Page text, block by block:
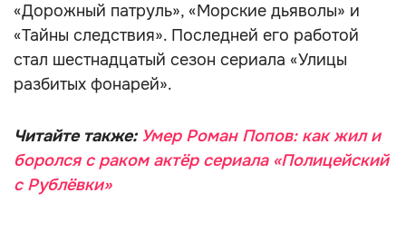
«Дорожный патруль», «Морские дьяволы» и
«Тайны следствия». Последней его работой
стал шестнадцатый сезон сериала «Улицы
разбитых фонарей».
Читайте также: Умер Роман Попов: как жил и
боролся с раком актёр сериала «Полицейский
с Рублёвки»